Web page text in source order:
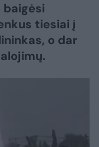
baigėsi
tiesiai į
o dar